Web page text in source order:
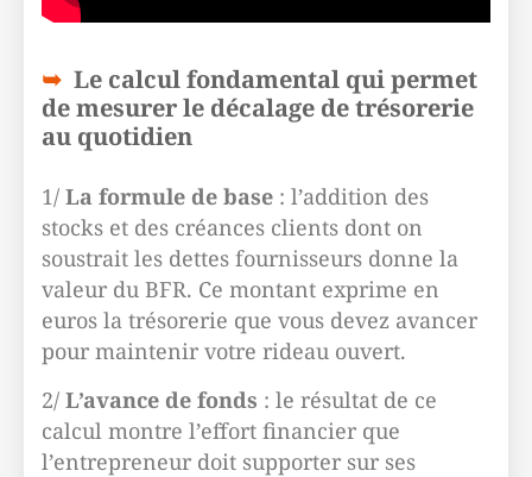
Le calcul fondamental qui permet
de mesurer le décalage de trésorerie
au quotidien
1/ La formule de base : l’addition des
stocks et des créances clients dont on
soustrait les dettes fournisseurs donne la
valeur du BFR. Ce montant exprime en
euros la trésorerie que vous devez avancer
pour maintenir votre rideau ouvert.
2/ L’avance de fonds : le résultat de ce
calcul montre l’effort financier que
l’entrepreneur doit supporter sur ses